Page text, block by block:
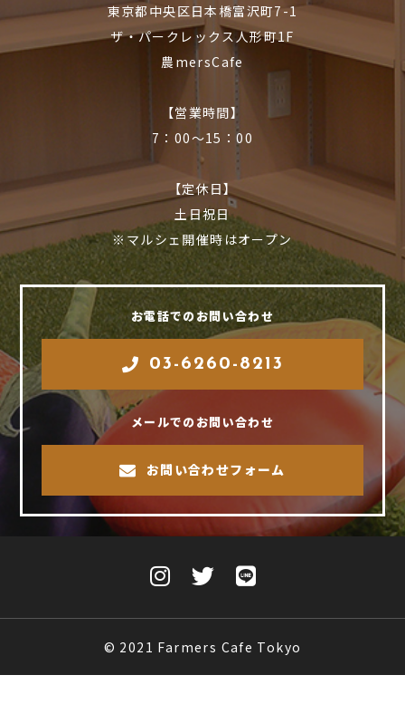
東京都中央区日本橋富沢町7-1
ザ・パークレックス人形町1F
農mersCafe
【営業時間】
7：00〜15：00
【定休日】
土日祝日
※マルシェ開催時はオープン
お電話でのお問い合わせ
03-6260-8213
メールでのお問い合わせ
お問い合わせフォーム
© 2021 Farmers Cafe Tokyo